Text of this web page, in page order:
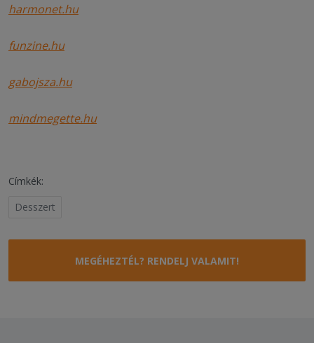
harmonet.hu
funzine.hu
gabojsza.hu
mindmegette.hu
Címkék:
Desszert
MEGÉHEZTÉL? RENDELJ VALAMIT!